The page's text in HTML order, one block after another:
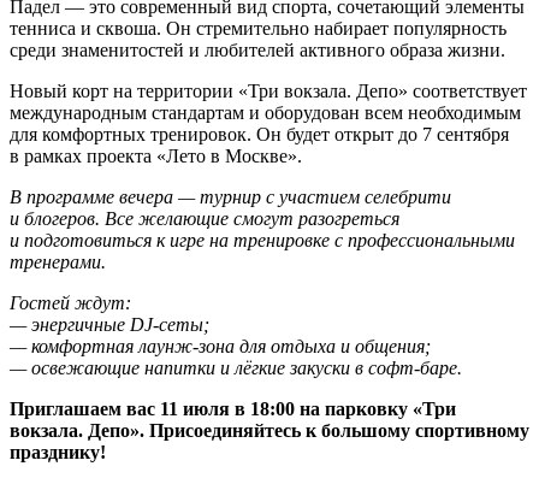
Падел — это современный вид спорта, сочетающий элементы
тенниса и сквоша. Он стремительно набирает популярность
среди знаменитостей и любителей активного образа жизни.
Новый корт на территории «Три вокзала. Депо» соответствует
международным стандартам и оборудован всем необходимым
для комфортных тренировок. Он будет открыт до 7 сентября
в рамках проекта «Лето в Москве».
В программе вечера — турнир с участием селебрити
и блогеров. Все желающие смогут разогреться
и подготовиться к игре на тренировке с профессиональными
тренерами.
Гостей ждут:
— энергичные DJ-сеты;
— комфортная лаунж-зона для отдыха и общения;
— освежающие напитки и лёгкие закуски в софт-баре.
Приглашаем вас 11 июля в 18:00 на парковку «Три
вокзала. Депо». Присоединяйтесь к большому спортивному
празднику!